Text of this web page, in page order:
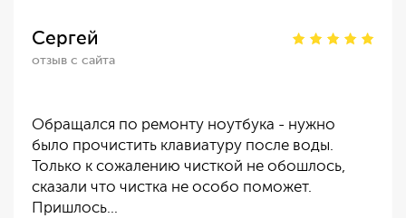
Сергей
отзыв с сайта
Обращался по ремонту ноутбука - нужно
было прочистить клавиатуру после воды.
Только к сожалению чисткой не обошлось,
сказали что чистка не особо поможет.
Пришлось…